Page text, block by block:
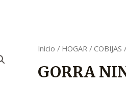
Inicio / HOGAR / COBIJAS
GORRA
Quantity